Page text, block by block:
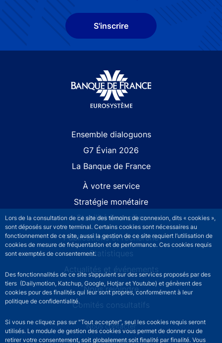
Lors de la consultation de ce site des témoins de connexion, dits « cookies »,
sont déposés sur votre terminal. Certains cookies sont nécessaires au
fonctionnement de ce site, aussi la gestion de ce site requiert l’utilisation de
cookies de mesure de fréquentation et de performance. Ces cookies requis
sont exemptés de consentement.
Des fonctionnalités de ce site s’appuient sur des services proposés par des
tiers (Dailymotion, Katchup, Google, Hotjar et Youtube) et génèrent des
cookies pour des finalités qui leur sont propres, conformément à leur
politique de confidentialité.
Si vous ne cliquez pas sur "Tout accepter", seul les cookies requis seront
utilisés. Le module de gestion des cookies vous permet de donner ou de
retirer votre consentement, soit globalement soit finalité par finalité. Vous
S'inscrire
Ensemble dialoguons
G7 Évian 2026
La Banque de France
À votre service
Stratégie monétaire
Stabilité financière
Publications et recherche
Statistiques
Actualités et événements
Nous rejoindre
Comités consultatifs
Footer secondary menuNous contacter
Sourds et malentendants